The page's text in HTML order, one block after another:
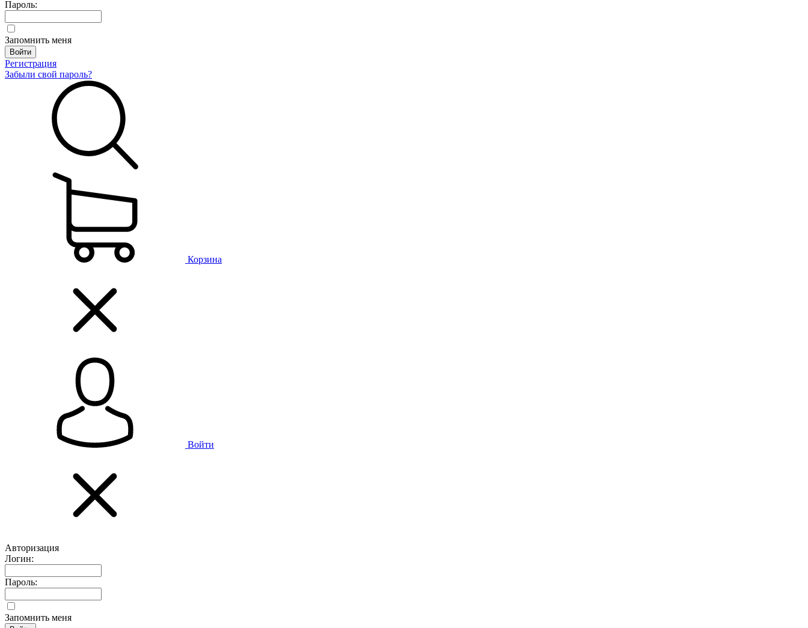
Пароль:
Запомнить меня
Регистрация
Забыли свой пароль?
Корзина
Войти
Авторизация
Логин:
Пароль:
Запомнить меня